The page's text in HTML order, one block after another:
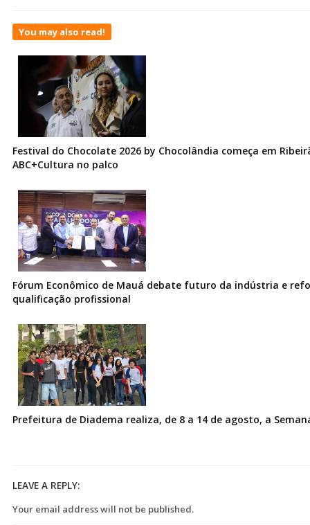
You may also read!
Festival do Chocolate 2026 by Chocolândia começa em
ABC+Cultura no palco
Fórum Econômico de Mauá debate futuro da indústria e
qualificação profissional
Prefeitura de Diadema realiza, de 8 a 14 de agosto, a
LEAVE A REPLY:
Your email address will not be published.